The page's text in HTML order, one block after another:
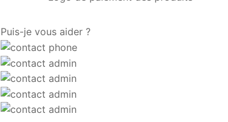
Puis-je vous aider ?